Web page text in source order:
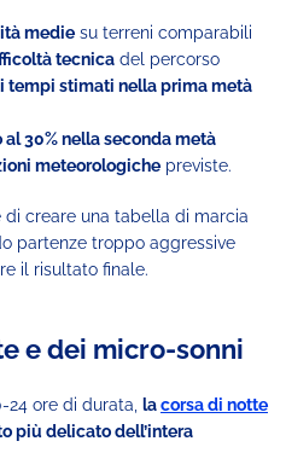
medie su terreni comparabili
tecnica del percorso
tempi stimati nella prima metà
al 30% nella seconda metà
meteorologiche previste.
creare una tabella di marcia
partenze troppo aggressive
il risultato finale.
e dei micro-sonni
ore di durata, lacorsa di notte
più delicato dell’intera